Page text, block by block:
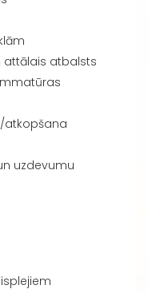
attālais atbalsts
atkopšana
uzdevumu